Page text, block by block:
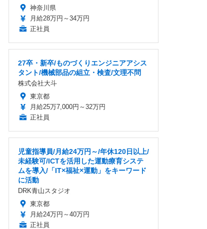
神奈川県
月給28万円～34万円
正社員
27卒・新卒/ものづくりエンジニアアシス
タント/機械部品の組立・検査/文理不問
株式会社大斗
東京都
月給25万7,000円～32万円
正社員
児童指導員/月給24万円～/年休120日以上/
未経験可/ICTを活用した運動療育システ
ムを導入/「IT×福祉×運動」をキーワード
に活動
DRK青山スタジオ
東京都
月給24万円～40万円
正社員